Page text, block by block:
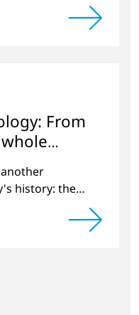
From
history: the